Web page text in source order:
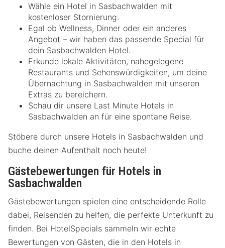
Wähle ein Hotel in Sasbachwalden mit
kostenloser Stornierung.
Egal ob Wellness, Dinner oder ein anderes
Angebot – wir haben das passende Special für
dein Sasbachwalden Hotel.
Erkunde lokale Aktivitäten, nahegelegene
Restaurants und Sehenswürdigkeiten, um deine
Übernachtung in Sasbachwalden mit unseren
Extras zu bereichern.
Schau dir unsere Last Minute Hotels in
Sasbachwalden an für eine spontane Reise.
Stöbere durch unsere Hotels in Sasbachwalden und
buche deinen Aufenthalt noch heute!
Gästebewertungen für Hotels in
Sasbachwalden
Gästebewertungen spielen eine entscheidende Rolle
dabei, Reisenden zu helfen, die perfekte Unterkunft zu
finden. Bei HotelSpecials sammeln wir echte
Bewertungen von Gästen, die in den Hotels in